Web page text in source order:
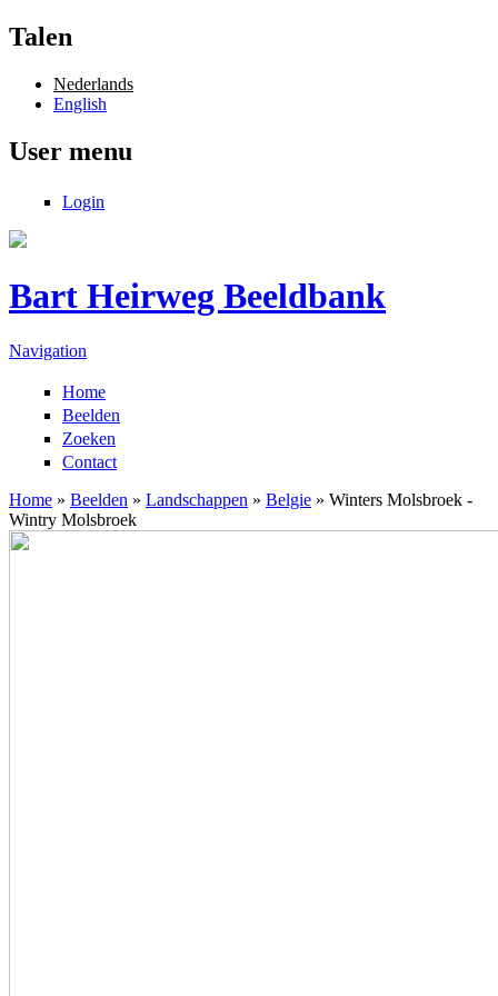
Overslaan en naar de inhoud gaan
Talen
Nederlands
English
User menu
Login
Bart Heirweg Beeldbank
Navigation
Home
Beelden
Zoeken
Contact
Home » Beelden » Landschappen » Belgie » Winters Molsbroek -
Wintry Molsbroek